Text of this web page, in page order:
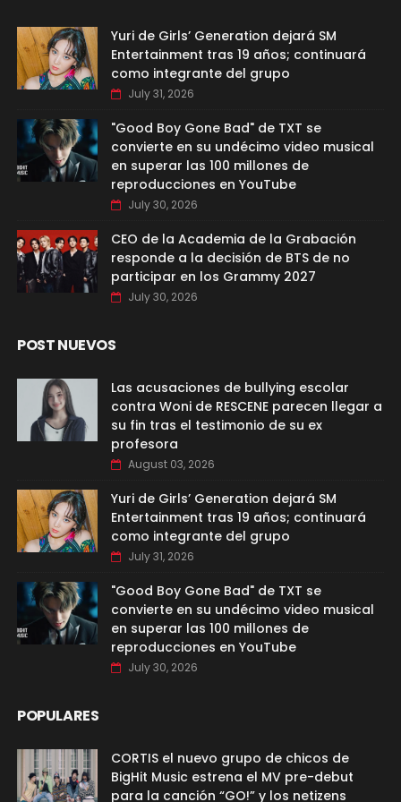
Yuri de Girls’ Generation dejará SM
Entertainment tras 19 años; continuará
como integrante del grupo
July 31, 2026
"Good Boy Gone Bad" de TXT se
convierte en su undécimo video musical
en superar las 100 millones de
reproducciones en YouTube
July 30, 2026
CEO de la Academia de la Grabación
responde a la decisión de BTS de no
participar en los Grammy 2027
July 30, 2026
POST NUEVOS
Las acusaciones de bullying escolar
contra Woni de RESCENE parecen llegar a
su fin tras el testimonio de su ex
profesora
August 03, 2026
Yuri de Girls’ Generation dejará SM
Entertainment tras 19 años; continuará
como integrante del grupo
July 31, 2026
"Good Boy Gone Bad" de TXT se
convierte en su undécimo video musical
en superar las 100 millones de
reproducciones en YouTube
July 30, 2026
POPULARES
CORTIS el nuevo grupo de chicos de
BigHit Music estrena el MV pre-debut
para la canción “GO!” y los netizens